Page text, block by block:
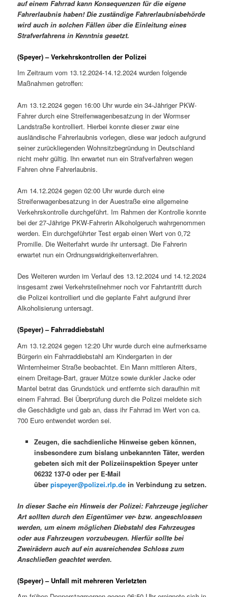
auf einem Fahrrad kann Konsequenzen für die eigene
Fahrerlaubnis haben! Die zuständige Fahrerlaubnisbehörde
wird auch in solchen Fällen über die Einleitung eines
Strafverfahrens in Kenntnis gesetzt.
(Speyer) – Verkehrskontrollen der Polizei
Im Zeitraum vom 13.12.2024-14.12.2024 wurden folgende
Maßnahmen getroffen:
Am 13.12.2024 gegen 16:00 Uhr wurde ein 34-Jähriger PKW-
Fahrer durch eine Streifenwagenbesatzung in der Wormser
Landstraße kontrolliert. Hierbei konnte dieser zwar eine
ausländische Fahrerlaubnis vorlegen, diese war jedoch aufgrund
seiner zurückliegenden Wohnsitzbegründung in Deutschland
nicht mehr gültig. Ihn erwartet nun ein Strafverfahren wegen
Fahren ohne Fahrerlaubnis.
Am 14.12.2024 gegen 02:00 Uhr wurde durch eine
Streifenwagenbesatzung in der Auestraße eine allgemeine
Verkehrskontrolle durchgeführt. Im Rahmen der Kontrolle konnte
bei der 27-Jährige PKW-Fahrerin Alkoholgeruch wahrgenommen
werden. Ein durchgeführter Test ergab einen Wert von 0,72
Promille. Die Weiterfahrt wurde ihr untersagt. Die Fahrerin
erwartet nun ein Ordnungswidrigkeitenverfahren.
Des Weiteren wurden im Verlauf des 13.12.2024 und 14.12.2024
insgesamt zwei Verkehrsteilnehmer noch vor Fahrtantritt durch
die Polizei kontrolliert und die geplante Fahrt aufgrund ihrer
Alkoholisierung untersagt.
(Speyer) – Fahrraddiebstahl
Am 13.12.2024 gegen 12:20 Uhr wurde durch eine aufmerksame
Bürgerin ein Fahrraddiebstahl am Kindergarten in der
Winternheimer Straße beobachtet. Ein Mann mittleren Alters,
einem Dreitage-Bart, grauer Mütze sowie dunkler Jacke oder
Mantel betrat das Grundstück und entfernte sich daraufhin mit
einem Fahrrad. Bei Überprüfung durch die Polizei meldete sich
die Geschädigte und gab an, dass ihr Fahrrad im Wert von ca.
700 Euro entwendet worden sei.
Zeugen, die sachdienliche Hinweise geben können,
insbesondere zum bislang unbekannten Täter, werden
gebeten sich mit der Polizeiinspektion Speyer unter
06232 137-0 oder per E-Mail
über pispeyer@polizei.rlp.dein Verbindung zu setzen.
In dieser Sache ein Hinweis der Polizei: Fahrzeuge jeglicher
Art sollten durch den Eigentümer ver- bzw. angeschlossen
werden, um einem möglichen Diebstahl des Fahrzeuges
oder aus Fahrzeugen vorzubeugen. Hierfür sollte bei
Zweirädern auch auf ein ausreichendes Schloss zum
Anschließen geachtet werden.
(Speyer) – Unfall mit mehreren Verletzten